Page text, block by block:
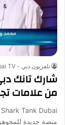
تلفزيون دبي - Dubai TV
شارك تانك
من علامات